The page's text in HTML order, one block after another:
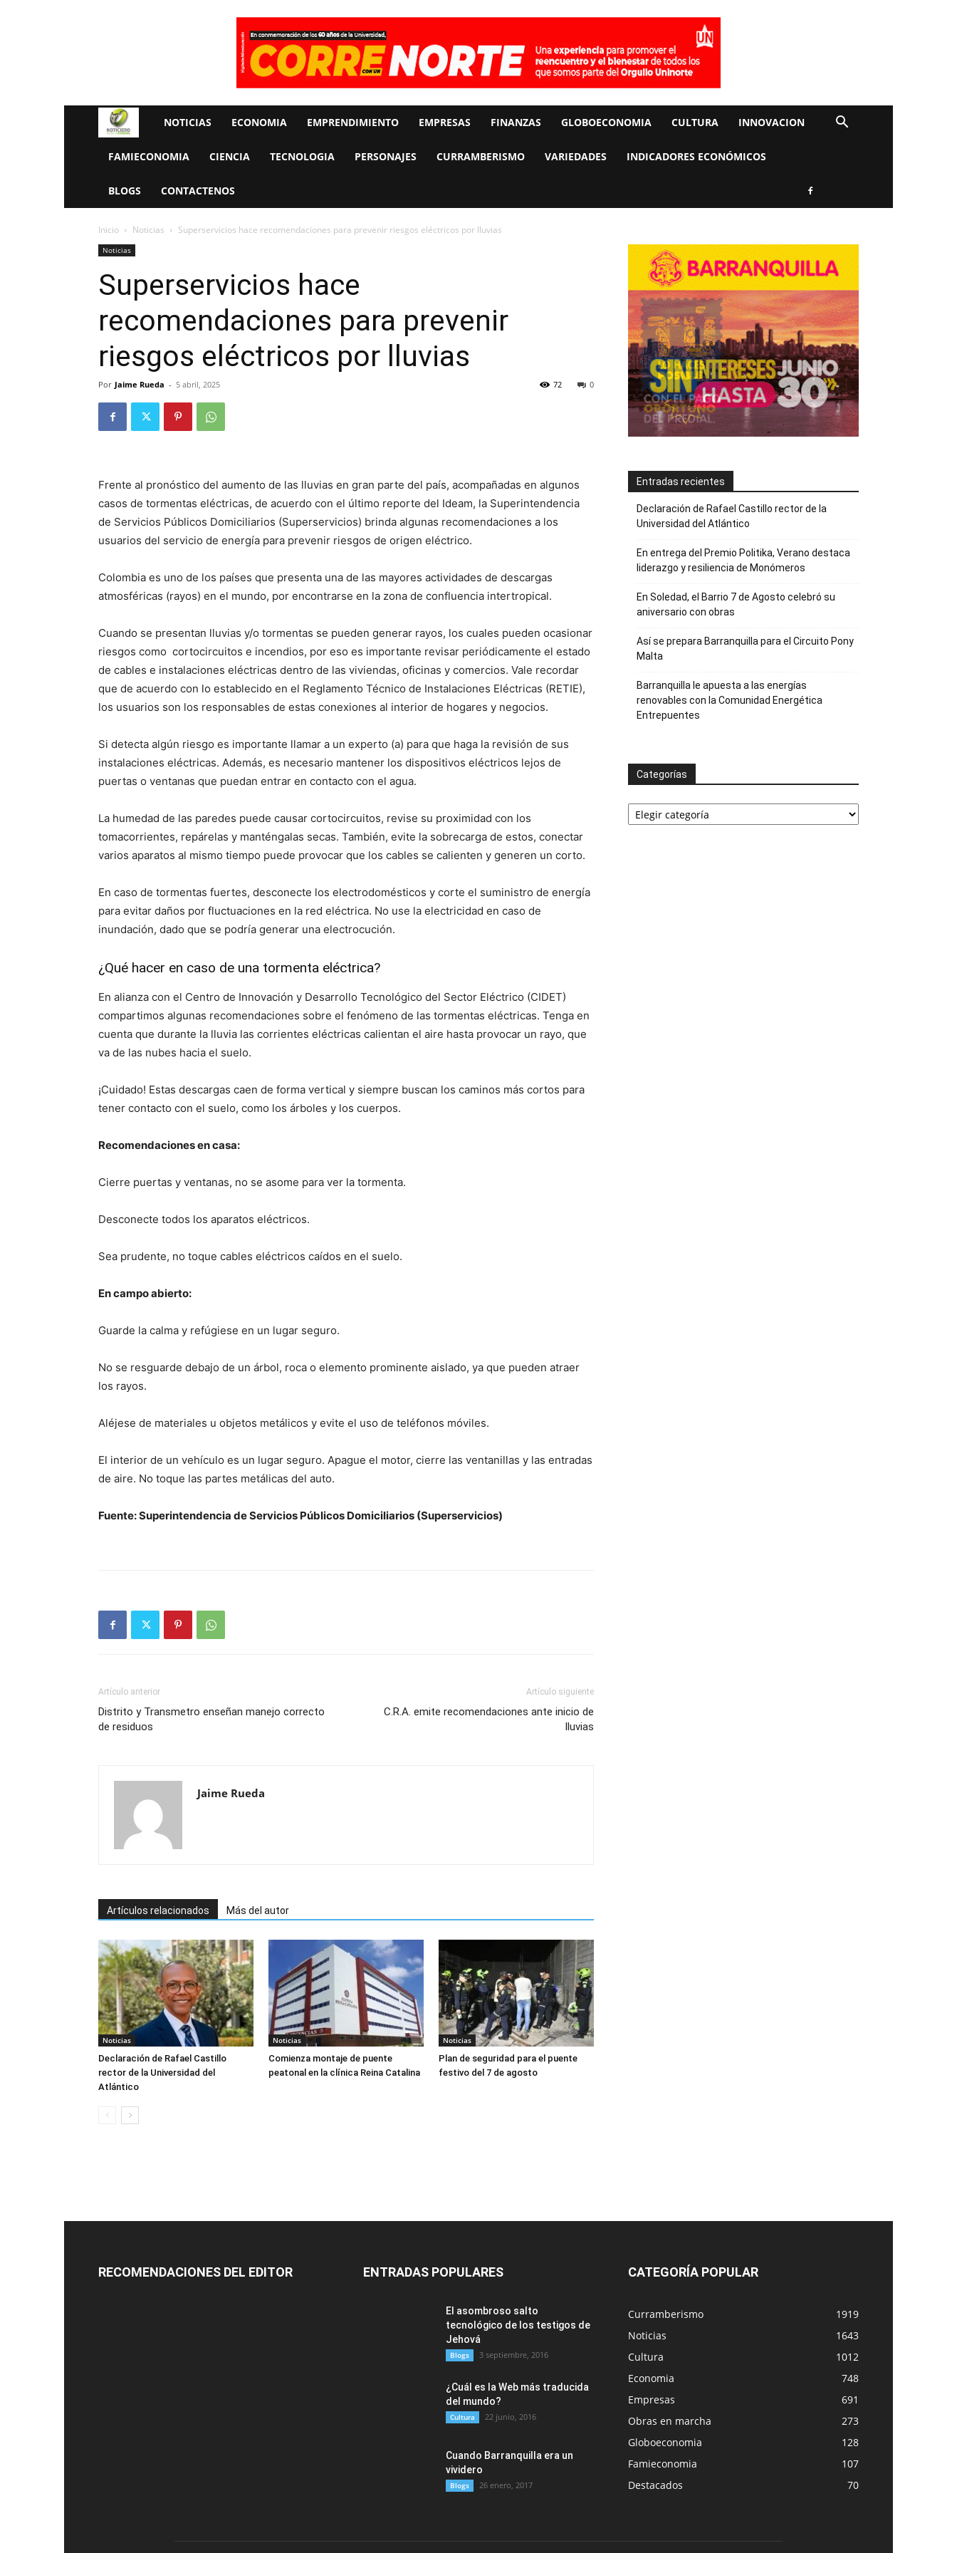
Rueda
La
Economia
NOTICIAS ECONOMIA EMPRENDIMIENTO EMPRESAS FINANZAS GLOBOECONOMIA CULTURA INNOVACION
FAMIECONOMIA CIENCIA TECNOLOGIA PERSONAJES CURRAMBERISMO VARIEDADES INDICADORES ECONÓMICOS
BLOGS CONTACTENOS
Inicio Noticias Superservicios hace recomendaciones para prevenir riesgos eléctricos por lluvias
Noticias
Superservicios hace
recomendaciones para prevenir
riesgos eléctricos por lluvias
Por Jaime Rueda - 5 abril, 2025 0
72
Frente al pronóstico del aumento de las lluvias en gran parte del país, acompañadas en algunos
casos de tormentas eléctricas, de acuerdo con el último reporte del Ideam, la Superintendencia
de Servicios Públicos Domiciliarios (Superservicios) brinda algunas recomendaciones a los
usuarios del servicio de energía para prevenir riesgos de origen eléctrico.
Colombia es uno de los países que presenta una de las mayores actividades de descargas
atmosféricas (rayos) en el mundo, por encontrarse en la zona de confluencia intertropical.
Cuando se presentan lluvias y/o tormentas se pueden generar rayos, los cuales pueden ocasionar
riesgos como cortocircuitos e incendios, por eso es importante revisar periódicamente el estado
de cables e instalaciones eléctricas dentro de las viviendas, oficinas y comercios. Vale recordar
que de acuerdo con lo establecido en el Reglamento Técnico de Instalaciones Eléctricas (RETIE),
los usuarios son los responsables de estas conexiones al interior de hogares y negocios.
Si detecta algún riesgo es importante llamar a un experto (a) para que haga la revisión de sus
instalaciones eléctricas. Además, es necesario mantener los dispositivos eléctricos lejos de
puertas o ventanas que puedan entrar en contacto con el agua.
La humedad de las paredes puede causar cortocircuitos, revise su proximidad con los
tomacorrientes, repárelas y manténgalas secas. También, evite la sobrecarga de estos, conectar
varios aparatos al mismo tiempo puede provocar que los cables se calienten y generen un corto.
En caso de tormentas fuertes, desconecte los electrodomésticos y corte el suministro de energía
para evitar daños por fluctuaciones en la red eléctrica. No use la electricidad en caso de
inundación, dado que se podría generar una electrocución.
¿Qué hacer en caso de una tormenta eléctrica?
En alianza con el Centro de Innovación y Desarrollo Tecnológico del Sector Eléctrico (CIDET)
compartimos algunas recomendaciones sobre el fenómeno de las tormentas eléctricas. Tenga en
cuenta que durante la lluvia las corrientes eléctricas calientan el aire hasta provocar un rayo, que
va de las nubes hacia el suelo.
¡Cuidado! Estas descargas caen de forma vertical y siempre buscan los caminos más cortos para
tener contacto con el suelo, como los árboles y los cuerpos.
Recomendaciones en casa:
Cierre puertas y ventanas, no se asome para ver la tormenta.
Desconecte todos los aparatos eléctricos.
Sea prudente, no toque cables eléctricos caídos en el suelo.
En campo abierto:
Guarde la calma y refúgiese en un lugar seguro.
No se resguarde debajo de un árbol, roca o elemento prominente aislado, ya que pueden atraer
los rayos.
Aléjese de materiales u objetos metálicos y evite el uso de teléfonos móviles.
El interior de un vehículo es un lugar seguro. Apague el motor, cierre las ventanillas y las entradas
de aire. No toque las partes metálicas del auto.
Fuente: Superintendencia de Servicios Públicos Domiciliarios (Superservicios)
Artículo anterior
Distrito y Transmetro enseñan manejo correcto
de residuos
Artículo siguiente
C.R.A. emite recomendaciones ante inicio de
lluvias
Jaime Rueda
Artículos relacionados Más del autor
Noticias
Declaración de Rafael Castillo
rector de la Universidad del
Atlántico
Noticias
Comienza montaje de puente
peatonal en la clínica Reina Catalina
Noticias
Plan de seguridad para el puente
festivo del 7 de agosto
Entradas recientes
Declaración de Rafael Castillo rector de la
Universidad del Atlántico
En entrega del Premio Politika, Verano destaca
liderazgo y resiliencia de Monómeros
En Soledad, el Barrio 7 de Agosto celebró su
aniversario con obras
Así se prepara Barranquilla para el Circuito Pony
Malta
Barranquilla le apuesta a las energías
renovables con la Comunidad Energética
Entrepuentes
Categorías
Categorías
RECOMENDACIONES DEL EDITOR ENTRADAS POPULARES
El asombroso salto
tecnológico de los testigos de
Jehová
Blogs 3 septiembre, 2016
¿Cuál es la Web más traducida
del mundo?
Cultura 22 junio, 2016
Cuando Barranquilla era un
vividero
Blogs 26 enero, 2017
CATEGORÍA POPULAR
Curramberismo
1919
Noticias
1643
Cultura
1012
Economia
748
Empresas
691
Obras en marcha
273
Globoeconomia
128
Famieconomia
107
Destacados
70